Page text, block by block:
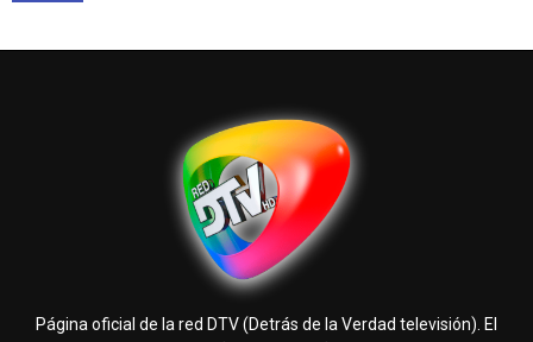
Página oficial de la red DTV (Detrás de la Verdad televisión). El